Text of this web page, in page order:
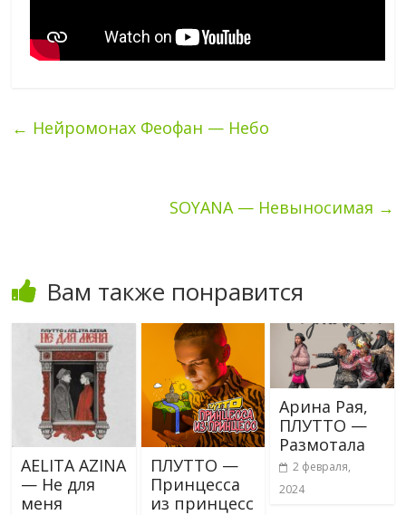
← Нейромонах Феофан — Небо
SOYANA — Невыносимая →
Вам также понравится
AELITA AZINA
— Не для
меня
ПЛУТТО —
Принцесса
из принцесс
Арина Рая,
ПЛУТТО —
Размотала
2 февраля,
2024